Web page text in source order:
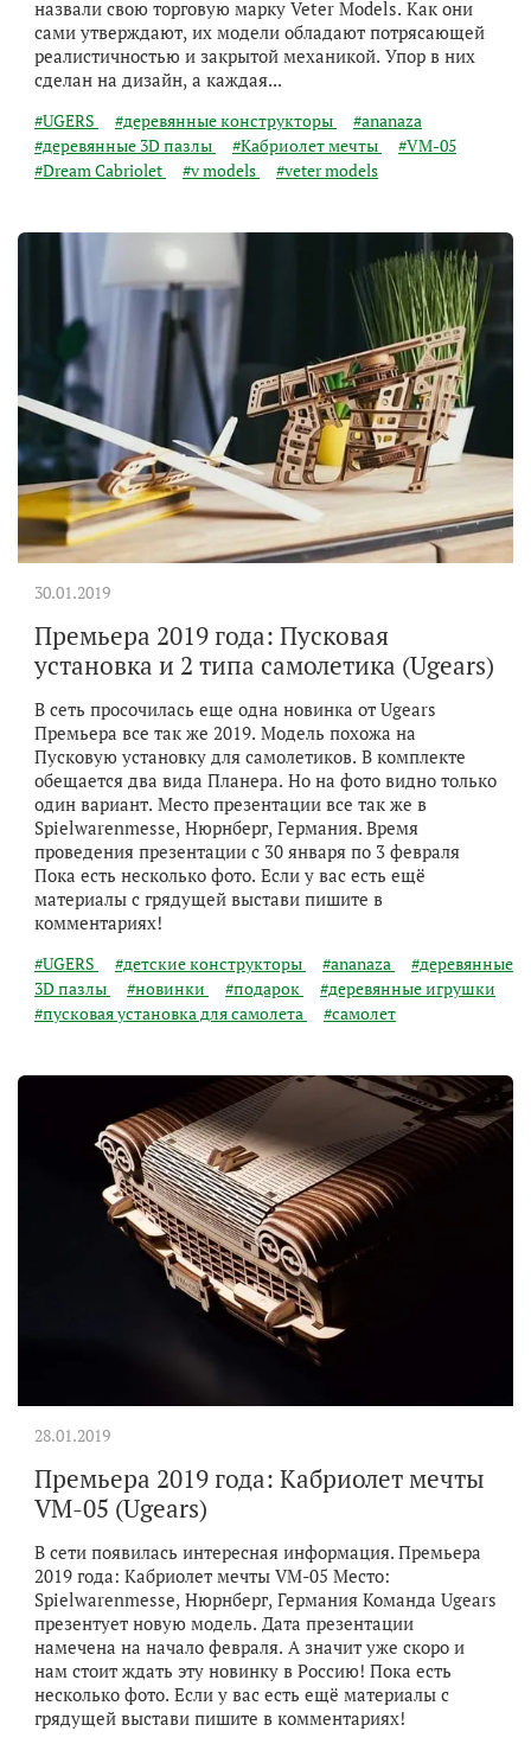
назвали свою торговую марку Veter Models. Как они
сами утверждают, их модели обладают потрясающей
реалистичностью и закрытой механикой. Упор в них
сделан на дизайн, а каждая...
#UGERS #деревянные конструкторы
#ananaza
#деревянные 3D пазлы
#Кабриолет мечты
#VM-05
#Dream Cabriolet
#v models #veter models
Премьера 2019 года: Пусковая
установка и 2 типа самолетика (Ugears)
В сеть просочилась еще одна новинка от Ugears
Премьера все так же 2019. Модель похожа на
Пусковую установку для самолетиков. В комплекте
обещается два вида Планера. Но на фото видно только
один вариант. Место презентации все так же в
Spielwarenmesse, Нюрнберг, Германия. Время
проведения презентации с 30 января по 3 февраля
Пока есть несколько фото. Если у вас есть ещё
материалы с грядущей выстави пишите в
комментариях!
30.01.2019
#UGERS #детские конструкторы #ananaza
#деревянные
3D пазлы
#новинки #подарок
#деревянные игрушки
#пусковая установка для самолета
#самолет
Премьера 2019 года: Кабриолет мечты
VM-05 (Ugears)
В сети появилась интересная информация. Премьера
2019 года: Кабриолет мечты VM-05 Место:
Spielwarenmesse, Нюрнберг, Германия Команда Ugears
презентует новую модель. Дата презентации
намечена на начало февраля. А значит уже скоро и
нам стоит ждать эту новинку в Россию! Пока есть
несколько фото. Если у вас есть ещё материалы с
грядущей выстави пишите в комментариях!
28.01.2019